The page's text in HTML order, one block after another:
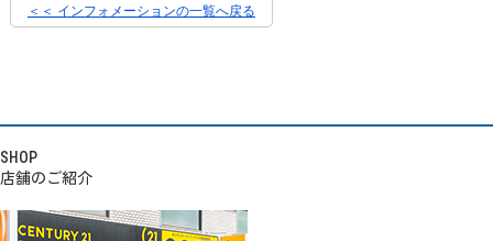
＜＜ インフォメーションの一覧へ戻る
SHOP
店舗のご紹介